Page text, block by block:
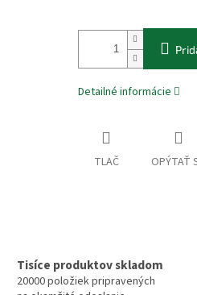
Detailné informácie
TLAČ OPÝTAŤ
Tisíce produktov skladom
20000 položiek pripravených